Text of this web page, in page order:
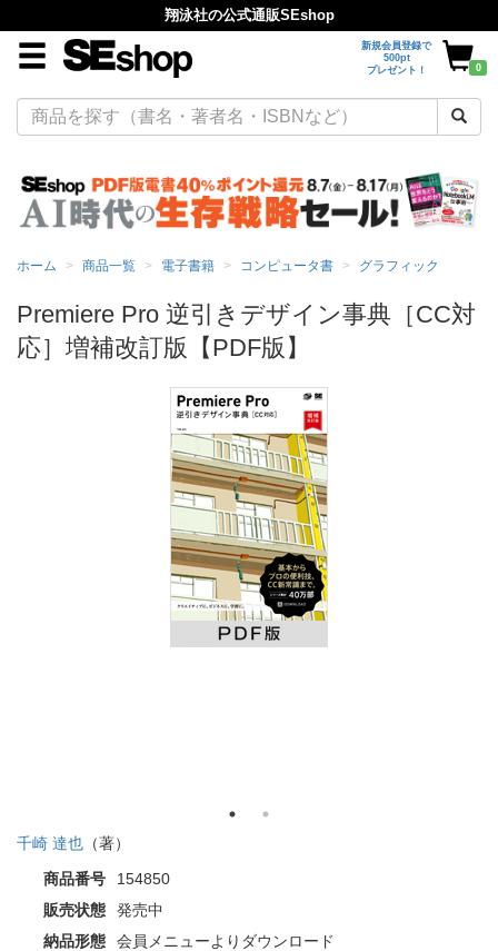
翔泳社の公式通販SEshop
新規会員登録で
500pt
プレゼント！
0
ホーム 商品一覧 電子書籍 コンピュータ書 グラフィック
Premiere Pro 逆引きデザイン事典［CC対
応］増補改訂版【PDF版】
千崎 達也 （著）
商品番号
154850
販売状態
発売中
納品形態
会員メニューよりダウンロード